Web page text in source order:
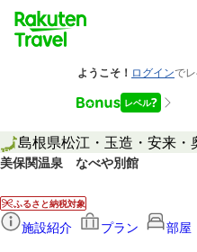
島根県松江・玉造・安来・
美保関温泉 なべや別館
ふるさと納税対象
施設紹介 プラン 部屋